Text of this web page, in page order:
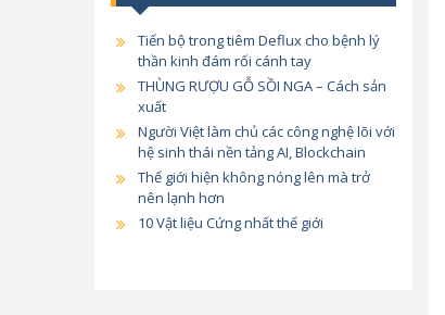
Tiến bộ trong tiêm Deflux cho bệnh lý
thần kinh đám rối cánh tay
THÙNG RƯỢU GỖ SỒI NGA – Cách sản
xuất
Người Việt làm chủ các công nghệ lõi với
hệ sinh thái nền tảng AI, Blockchain
Thế giới hiện không nóng lên mà trở
nên lạnh hơn
10 Vật liệu Cứng nhất thế giới